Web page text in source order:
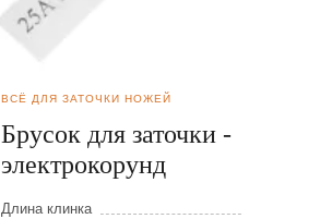
ВСЁ ДЛЯ ЗАТОЧКИ НОЖЕЙ
Брусок для заточки -
электрокорунд
Длина клинка